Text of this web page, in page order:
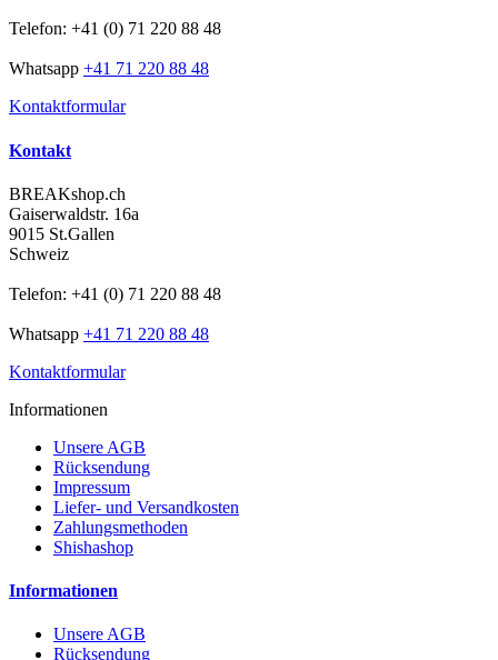
Telefon: +41 (0) 71 220 88 48
Whatsapp +41 71 220 88 48
Kontaktformular
Kontakt
BREAKshop.ch
Gaiserwaldstr. 16a
9015 St.Gallen
Schweiz
Telefon: +41 (0) 71 220 88 48
Whatsapp +41 71 220 88 48
Kontaktformular
Informationen
Unsere AGB
Rücksendung
Impressum
Liefer- und Versandkosten
Zahlungsmethoden
Shishashop
Informationen
Unsere AGB
Rücksendung